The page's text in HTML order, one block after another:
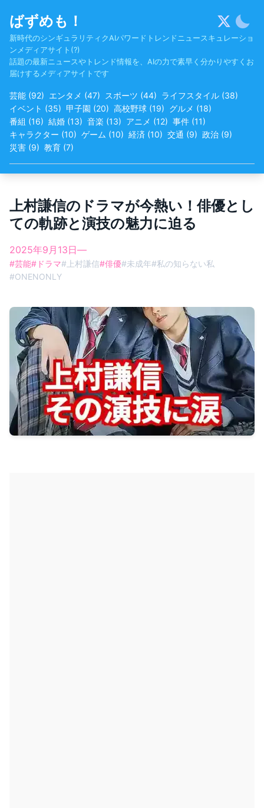
content
ばずめも！
新時代のシンギュラリティクAIパワードトレンドニュースキュレーショ
ンメディアサイト(?)
話題の最新ニュースやトレンド情報を、AIの力で素早く分かりやすくお
届けするメディアサイトです
芸能 (92) エンタメ (47) スポーツ (44) ライフスタイル (38)
イベント (35) 甲子園 (20) 高校野球 (19) グルメ (18)
番組 (16) 結婚 (13) 音楽 (13) アニメ (12) 事件 (11)
キャラクター (10) ゲーム (10) 経済 (10) 交通 (9) 政治 (9)
災害 (9) 教育 (7)
上村謙信のドラマが今熱い！俳優とし
ての軌跡と演技の魅力に迫る
2025年9月13日—
#芸能# ドラマ# 上村謙信#俳優#未成年#私の知らない私
#ONENONLY